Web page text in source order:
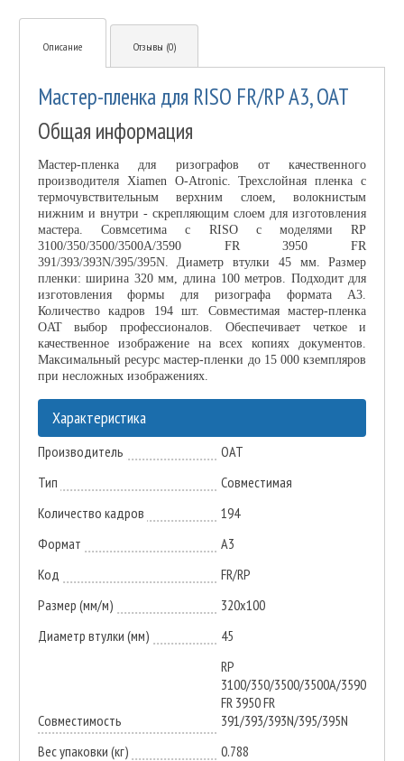
Описание Отзывы (0)
Мастер-пленка для RISO FR/RP А3, OAT
Общая информация
Мастер-пленка для ризографов от качественного
производителя Xiamen O-Atronic. Трехслойная пленка с
термочувствительным верхним слоем, волокнистым
нижним и внутри - скрепляющим слоем для изготовления
мастера. Совмсетима с RISO с моделями RP
3100/350/3500/3500A/3590 FR 3950 FR
391/393/393N/395/395N. Диаметр втулки 45 мм. Размер
пленки: ширина 320 мм, длина 100 метров. Подходит для
изготовления формы для ризографа формата А3.
Количество кадров 194 шт. Совместимая мастер-пленка
OAT выбор профессионалов. Обеспечивает четкое и
качественное изображение на всех копиях документов.
Максимальный ресурс мастер-пленки до 15 000 кземпляров
при несложных изображениях.
Характеристика
Производитель
ОАТ
Тип
Совместимая
Количество кадров
194
Формат
A3
Код
FR/RP
Размер (мм/м)
320х100
Диаметр втулки (мм)
45
Совместимость
RP
3100/350/3500/3500A/3590
FR 3950 FR
391/393/393N/395/395N
Вес упаковки (кг)
0.788